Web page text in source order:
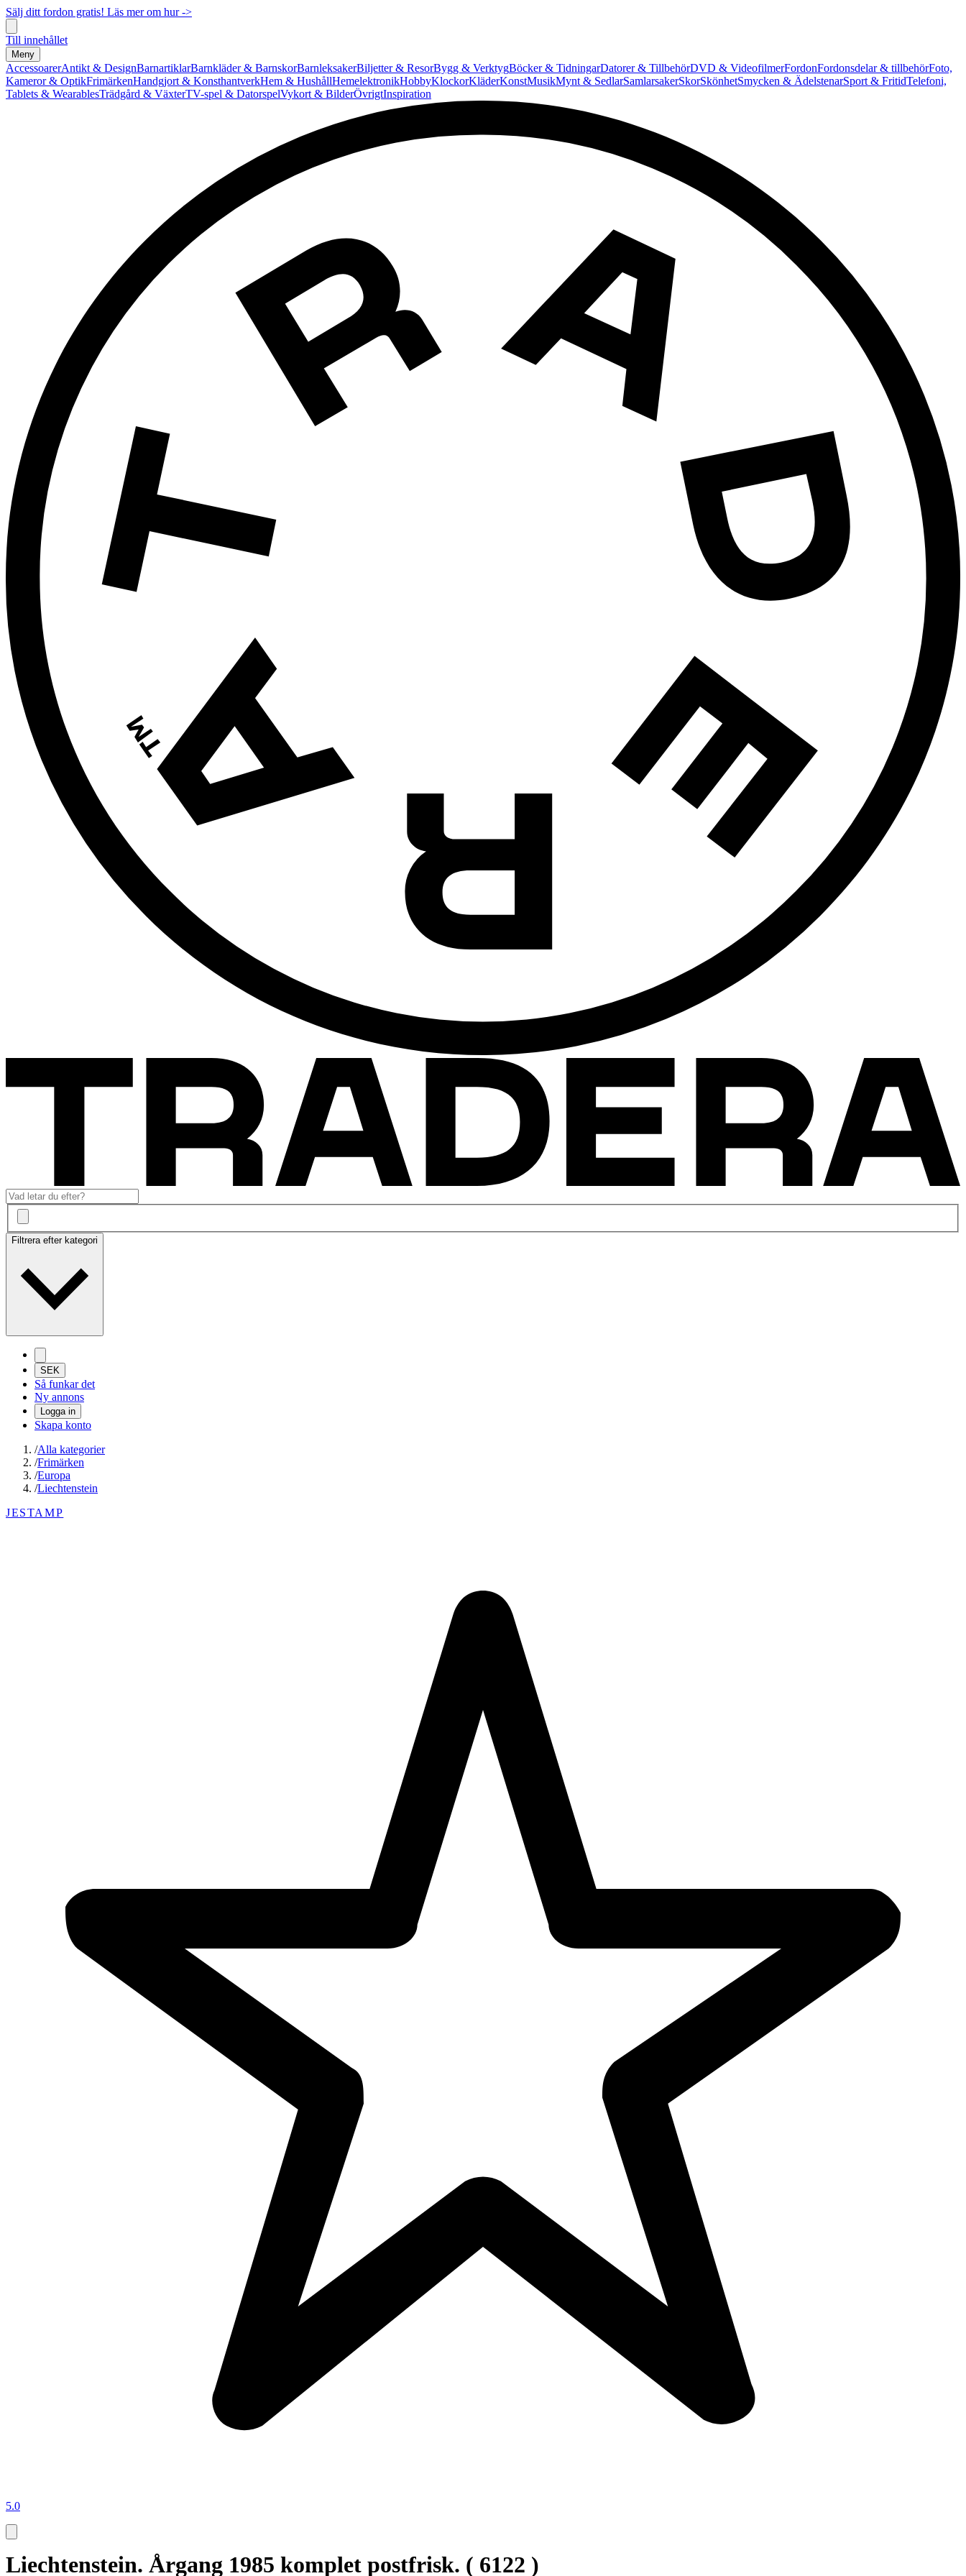
Sälj ditt fordon gratis! Läs mer om hur ->
Till innehållet
Meny
AccessoarerAntikt & DesignBarnartiklarBarnkläder & BarnskorBarnleksakerBiljetter & ResorBygg & VerktygBöcker & TidningarDatorer & TillbehörDVD & VideofilmerFordonFordonsdelar & tillbehörFoto,
Kameror & OptikFrimärkenHandgjort & KonsthantverkHem & HushållHemelektronikHobbyKlockorKläderKonstMusikMynt & SedlarSamlarsakerSkorSkönhetSmycken & ÄdelstenarSport & FritidTelefoni,
Tablets & WearablesTrädgård & VäxterTV-spel & DatorspelVykort & BilderÖvrigtInspiration
Filtrera efter kategori
SEK
Så funkar det
Ny annons
Logga in
Skapa konto
/Alla kategorier
/Frimärken
/Europa
/Liechtenstein
JESTAMP
5.0
Liechtenstein. Årgang 1985 komplet postfrisk. ( 6122 )